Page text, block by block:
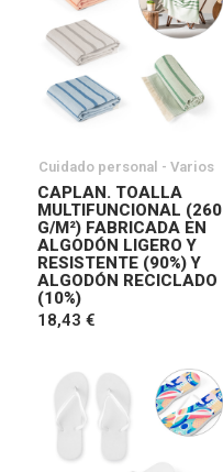
Cuidado personal - Varios
CAPLAN. TOALLA
MULTIFUNCIONAL (260
G/M²) FABRICADA EN
ALGODÓN LIGERO Y
RESISTENTE (90%) Y
ALGODÓN RECICLADO
(10%)
18,43 €